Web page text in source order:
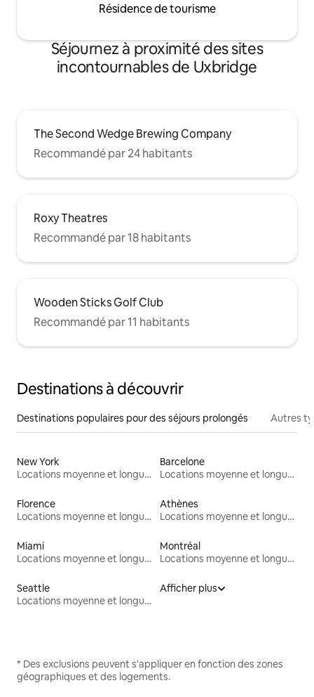
Résidence de tourisme
Séjournez à proximité des sites
incontournables de Uxbridge
The Second Wedge Brewing Company
Recommandé par 24 habitants
Roxy Theatres
Recommandé par 18 habitants
Wooden Sticks Golf Club
Recommandé par 11 habitants
Destinations à découvrir
Destinations populaires pour des séjours prolongés Autres
New York
Locations moyenne et longue durée
Barcelone
Locations moyenne et longue durée
Florence
Locations moyenne et longue durée
Athènes
Locations moyenne et longue durée
Miami
Locations moyenne et longue durée
Montréal
Locations moyenne et longue durée
Seattle
Locations moyenne et longue durée
Afficher plus
* Des exclusions peuvent s'appliquer en fonction des zones
géographiques et des logements.